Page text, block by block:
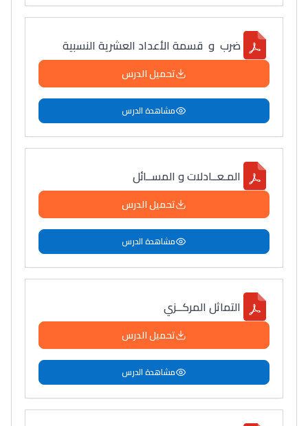
ضرب و قسمة الأعداد العشرية النسبية
تحميل الدرس
مشاهدة الدرس
المـعــادلات و المســائل
تحميل الدرس
مشاهدة الدرس
التماثل المركــزي
تحميل الدرس
مشاهدة الدرس